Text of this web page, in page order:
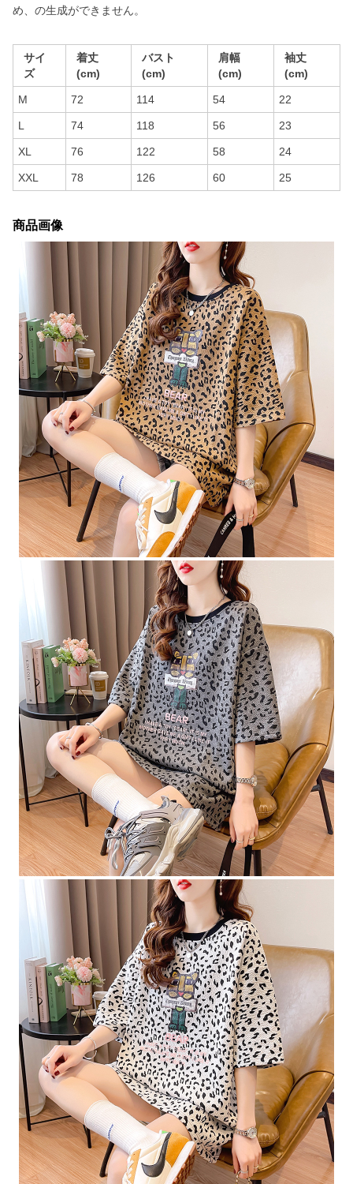
め、の生成ができません。
サイ
ズ
着丈
(cm)
バスト
(cm)
肩幅
(cm)
袖丈
(cm)
M 72 114 54 22
L 74 118 56 23
XL 76 122 58 24
XXL 78 126 60 25
商品画像